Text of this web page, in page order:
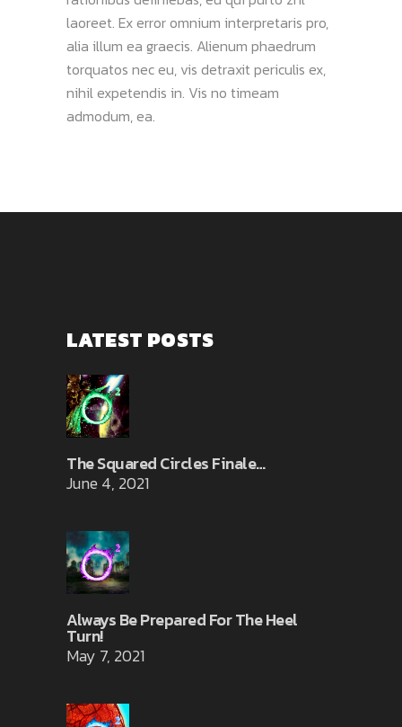
laoreet. Ex error omnium interpretaris pro,
alia illum ea graecis. Alienum phaedrum
torquatos nec eu, vis detraxit periculis ex,
nihil expetendis in. Vis no timeam
admodum, ea.
LATEST POSTS
The Squared Circles Finale…
June 4, 2021
Always Be Prepared For The Heel
Turn!
May 7, 2021